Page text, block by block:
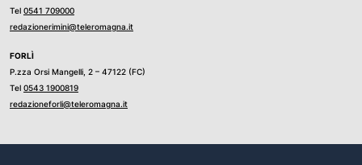
Tel 0541 709000
redazionerimini@teleromagna.it
FORLÌ
P.zza Orsi Mangelli, 2 – 47122 (FC)
Tel 0543 1900819
redazioneforli@teleromagna.it